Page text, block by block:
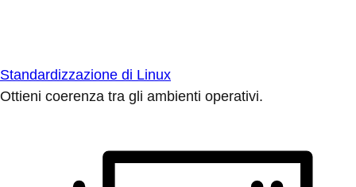
Standardizzazione di Linux
Ottieni coerenza tra gli ambienti operativi.